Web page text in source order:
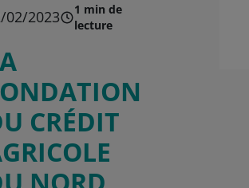
02/2023
1 min de
lecture
CRÉDIT